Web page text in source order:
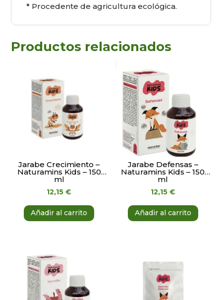
* Procedente de agricultura ecológica.
Productos relacionados
Jarabe Crecimiento –
Naturamins Kids – 150
ml
12,15€
Añadir al carrito
Jarabe Defensas –
Naturamins Kids – 150
ml
12,15 €
Añadir al carrito